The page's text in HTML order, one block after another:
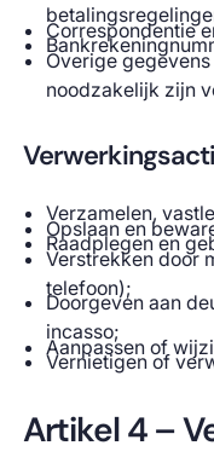
Correspondentie
Overige
noodzakelijk zijn
Verzamelen,
Opslaan en
Raadplegen en
Verstrekken door
telefoon);
Doorgeven aan
incasso;
Aanpassen of
Vernietigen of
Artikel 4 –